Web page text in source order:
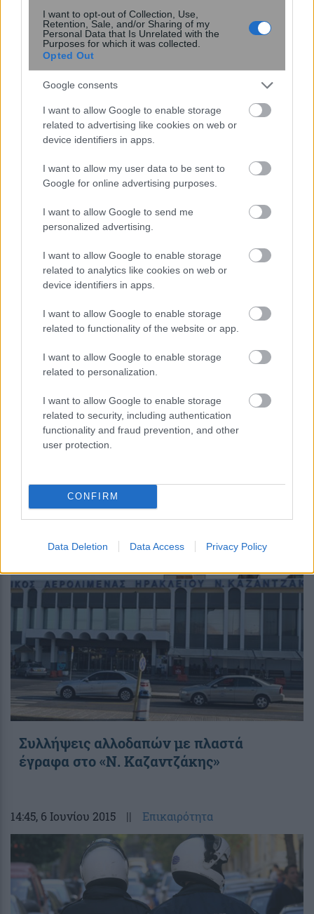
I want to opt-out of Collection, Use,
Retention, Sale, and/or Sharing of my
Personal Data that Is Unrelated with the
Purposes for which it was collected.
Opted Out
Google consents
I want to allow Google to enable storage
related to advertising like cookies on web or
device identifiers in apps.
I want to allow my user data to be sent to
Google for online advertising purposes.
I want to allow Google to send me
personalized advertising.
I want to allow Google to enable storage
related to analytics like cookies on web or
device identifiers in apps.
I want to allow Google to enable storage
related to functionality of the website or app.
I want to allow Google to enable storage
related to personalization.
I want to allow Google to enable storage
related to security, including authentication
functionality and fraud prevention, and other
user protection.
CONFIRM
Data Deletion Data Access Privacy Policy
Το καθεστώς εργασίας και ασφάλισης
των αλλοδαπών εργατών γης
, 16 Αυγούστου 2016
πλαστά ταξιδιωτικά έγγραφα
Συλλήψεις αλλοδαπών με πλαστά
έγραφα στο «Ν. Καζαντζάκης»
14:45, 6 Ιουνίου 2015 || Επικαιρότητα